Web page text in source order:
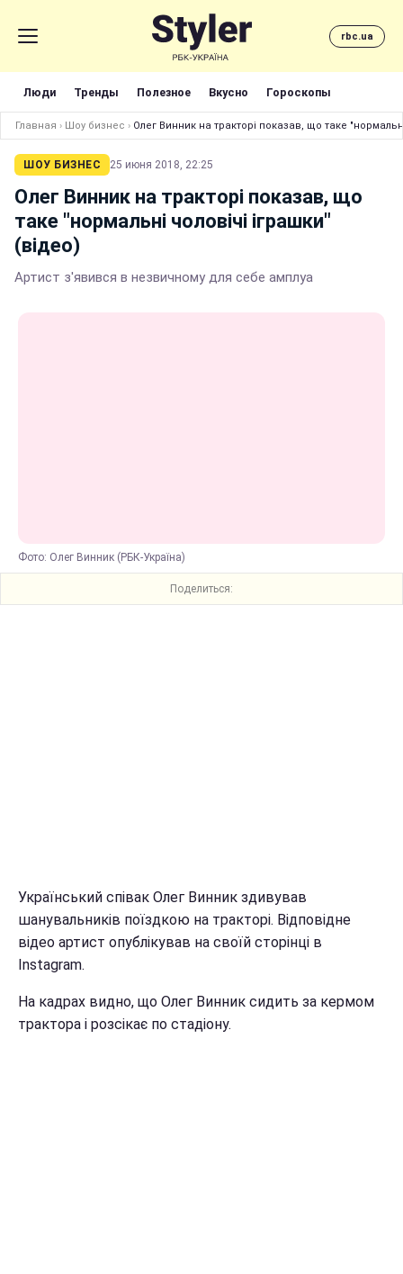
rbc.ua
Люди Тренды Полезное Вкусно Гороскопы
Главная › Шоу бизнес › Олег Винник на тракторі показав, що таке
ШОУ БИЗНЕС 25 июня 2018, 22:25
Олег Винник на тракторі показав, що
таке "нормальні чоловічі іграшки"
(відео)
Артист з'явився в незвичному для себе амплуа
Фото: Олег Винник (РБК-Україна)
Поделиться:
Український співак Олег Винник здивував
шанувальників поїздкою на тракторі. Відповідне
відео артист опублікував на своїй сторінці в
Instagram.
На кадрах видно, що Олег Винник сидить за кермом
трактора і розсікає по стадіону.